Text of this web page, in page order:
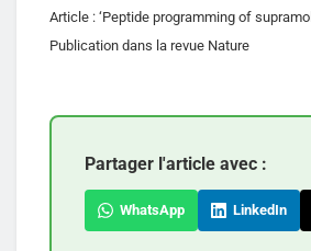
Article : ‘Peptide programming of
Publication dans la revue Nature
Partager l'article avec :
WhatsApp LinkedIn